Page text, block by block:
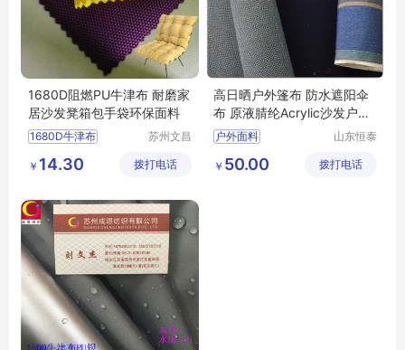
1680D阻燃PU牛津布 耐磨家
居沙发凳箱包手袋环保面料
1680D牛津布
箱包面料
苏州文昌
有限公司
￥ 14.30 拨打电话
高日晒户外篷布 防水遮阳伞
布 原液腈纶Acrylic沙发户外
面料厂家
户外面料
亚克力面料
山东恒泰
公司
￥ 50.00 拨打电话